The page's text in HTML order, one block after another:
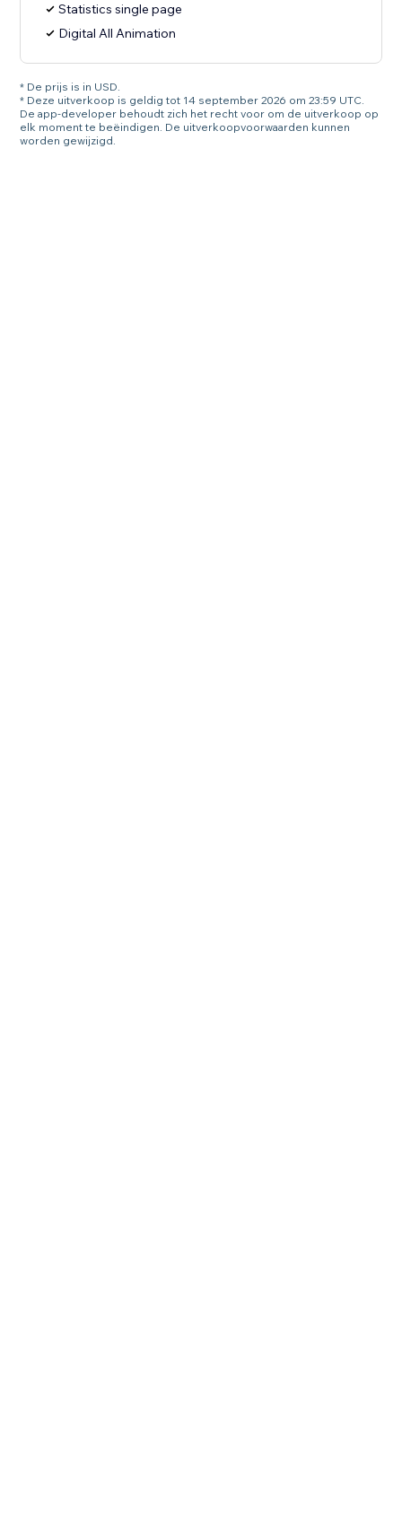
Statistics single page
Digital All Animation
* De prijs is in USD.
* Deze uitverkoop is geldig tot 14 september 2026 om 23:59 UTC.
De app-developer behoudt zich het recht voor om de uitverkoop op
elk moment te beëindigen. De uitverkoopvoorwaarden kunnen
worden gewijzigd.